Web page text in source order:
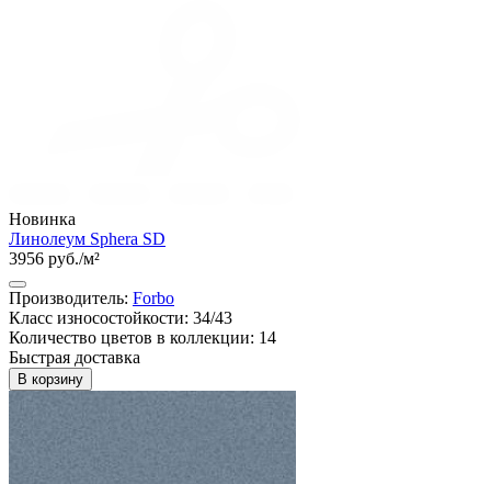
Новинка
Линолеум Sphera SD
3956 руб./м²
Производитель: Forbo
Класс износостойкости: 34/43
Количество цветов в коллекции: 14
Быстрая доставка
В корзину